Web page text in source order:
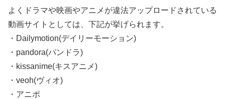
よくドラマや映画やアニメが違法アップロードされている
動画サイトとしては、下記が挙げられます。
・Dailymotion(デイリーモーション)
・pandora(パンドラ)
・kissanime(キスアニメ)
・veoh(ヴィオ)
・アニポ